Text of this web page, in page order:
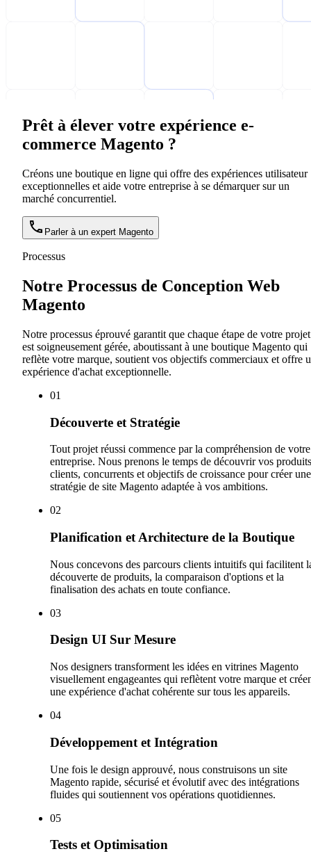
Prêt à élever votre expérience e-
commerce Magento ?
Créons une boutique en ligne qui offre des expériences utilisateur
exceptionnelles et aide votre entreprise à se démarquer sur un
marché concurrentiel.
Parler à un expert Magento
Processus
Notre Processus de Conception Web
Magento
Notre processus éprouvé garantit que chaque étape de votre projet
est soigneusement gérée, aboutissant à une boutique Magento qui
reflète votre marque, soutient vos objectifs commerciaux et offre
expérience d'achat exceptionnelle.
01
Découverte et Stratégie
Tout projet réussi commence par la compréhension de votre
entreprise. Nous prenons le temps de découvrir vos
clients, concurrents et objectifs de croissance pour créer une
stratégie de site Magento adaptée à vos ambitions.
02
Planification et Architecture de la Boutique
Nous concevons des parcours clients intuitifs qui facilitent
découverte de produits, la comparaison d'options et la
finalisation des achats en toute confiance.
03
Design UI Sur Mesure
Nos designers transforment les idées en vitrines Magento
visuellement engageantes qui reflètent votre marque et
une expérience d'achat cohérente sur tous les appareils.
04
Développement et Intégration
Une fois le design approuvé, nous construisons un site
Magento rapide, sécurisé et évolutif avec des intégrations
fluides qui soutiennent vos opérations quotidiennes.
05
Tests et Optimisation